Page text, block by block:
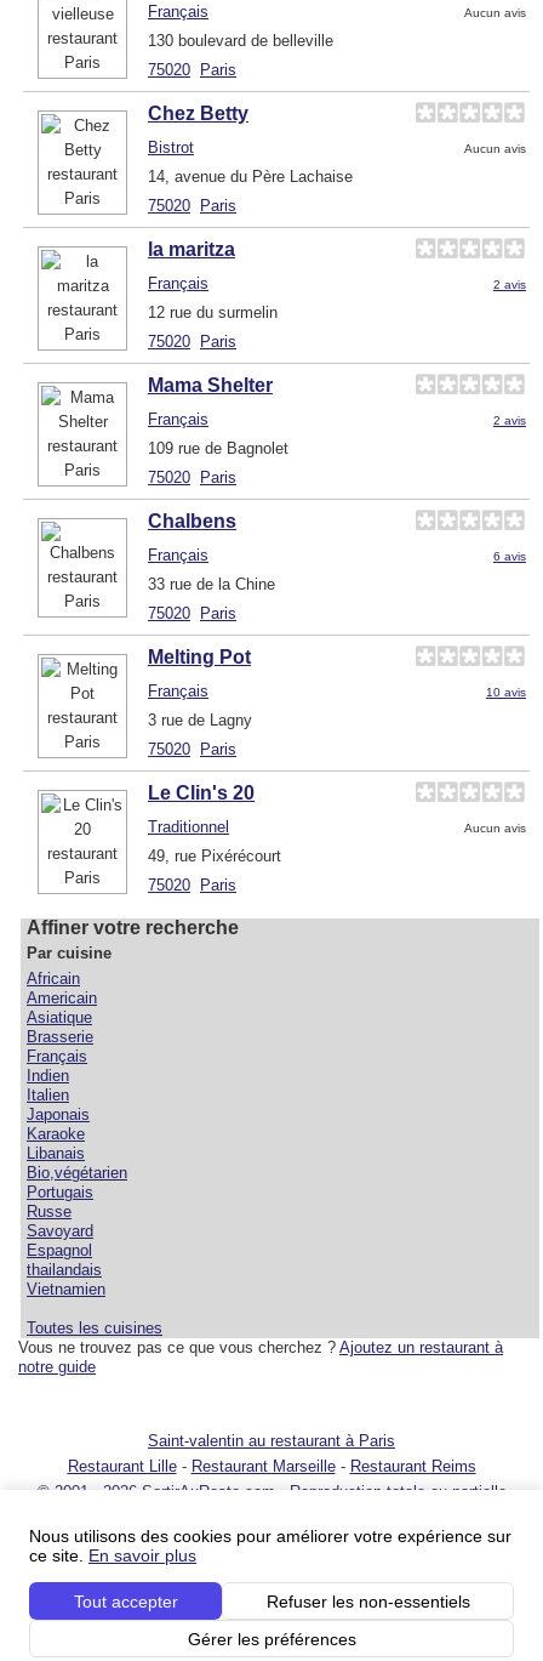
Français Aucun avis
130 boulevard de belleville
75020
Paris
Chez Betty
Bistrot Aucun avis
14, avenue du Père Lachaise
75020
Paris
la maritza
Français 2 avis
12 rue du surmelin
75020
Paris
Mama Shelter
Français 2 avis
109 rue de Bagnolet
75020
Paris
Chalbens
Français 6 avis
33 rue de la Chine
75020
Paris
Melting Pot
Français 10 avis
3 rue de Lagny
75020
Paris
Le Clin's 20
Traditionnel Aucun avis
49, rue Pixérécourt
75020
Paris
Affiner votre recherche
Par cuisine
Africain
Americain
Asiatique
Brasserie
Français
Indien
Italien
Japonais
Karaoke
Libanais
Bio,végétarien
Portugais
Russe
Savoyard
Espagnol
thailandais
Vietnamien
Toutes les cuisines
Vous ne trouvez pas ce que vous cherchez ? Ajoutez un restaurant à
notre guide
Saint-valentin au restaurant à Paris
Restaurant Lille- Restaurant Marseille- Restaurant Reims
© 2001 - 2026 SortirAuResto.com - Reproduction totale ou partielle
Ajouter votre restaurant-Promotion de votre restaurant-FAQ-FAQ
pour propriétaires de restaurant
Conditions du service-Conditions du service pour les professionnels-Politique sur
la vie privée-Votre publicité sur SortirAuResto.com-SortirAuResto recrute
ParisGourmand
Nous utilisons des cookies pour améliorer votre expérience sur
ce site. En savoir plus
Tout accepter
Refuser les non-essentiels
Gérer les préférences